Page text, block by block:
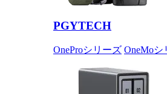
PGYTECH
OneProシリーズ OneMoシ